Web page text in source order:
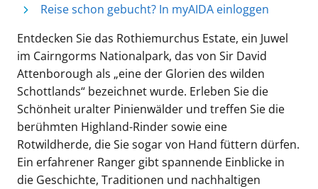
Reise schon gebucht? In myAIDA einloggen
Entdecken Sie das Rothiemurchus Estate, ein Juwel
im Cairngorms Nationalpark, das von Sir David
Attenborough als „eine der Glorien des wilden
Schottlands“ bezeichnet wurde. Erleben Sie die
Schönheit uralter Pinienwälder und treffen Sie die
berühmten Highland-Rinder sowie eine
Rotwildherde, die Sie sogar von Hand füttern dürfen.
Ein erfahrener Ranger gibt spannende Einblicke in
die Geschichte, Traditionen und nachhaltigen